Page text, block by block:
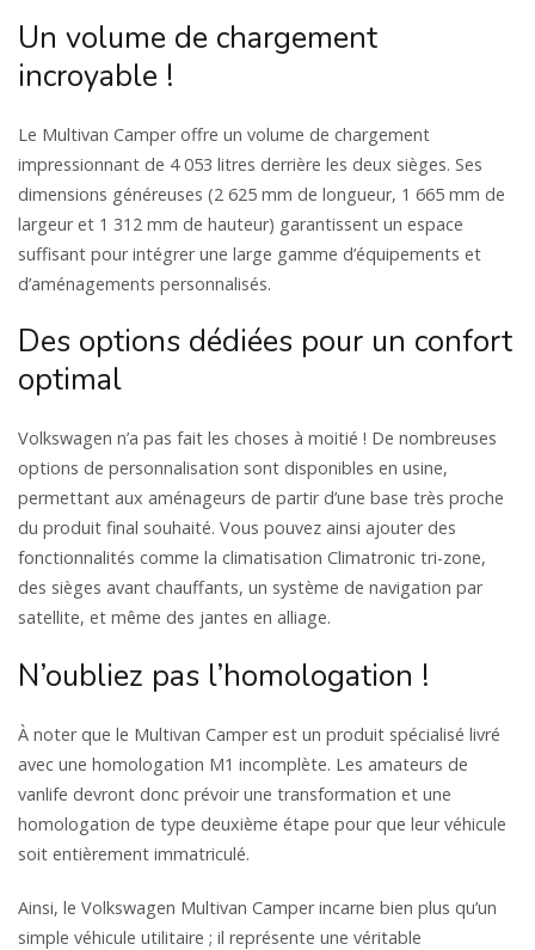
Un volume de chargement
incroyable !
Le Multivan Camper offre un volume de chargement
impressionnant de 4 053 litres derrière les deux sièges. Ses
dimensions généreuses (2 625 mm de longueur, 1 665 mm de
largeur et 1 312 mm de hauteur) garantissent un espace
suffisant pour intégrer une large gamme d’équipements et
d’aménagements personnalisés.
Des options dédiées pour un confort
optimal
Volkswagen n’a pas fait les choses à moitié ! De nombreuses
options de personnalisation sont disponibles en usine,
permettant aux aménageurs de partir d’une base très proche
du produit final souhaité. Vous pouvez ainsi ajouter des
fonctionnalités comme la climatisation Climatronic tri-zone,
des sièges avant chauffants, un système de navigation par
satellite, et même des jantes en alliage.
N’oubliez pas l’homologation !
À noter que le Multivan Camper est un produit spécialisé livré
avec une homologation M1 incomplète. Les amateurs de
vanlife devront donc prévoir une transformation et une
homologation de type deuxième étape pour que leur véhicule
soit entièrement immatriculé.
Ainsi, le Volkswagen Multivan Camper incarne bien plus qu’un
simple véhicule utilitaire ; il représente une véritable